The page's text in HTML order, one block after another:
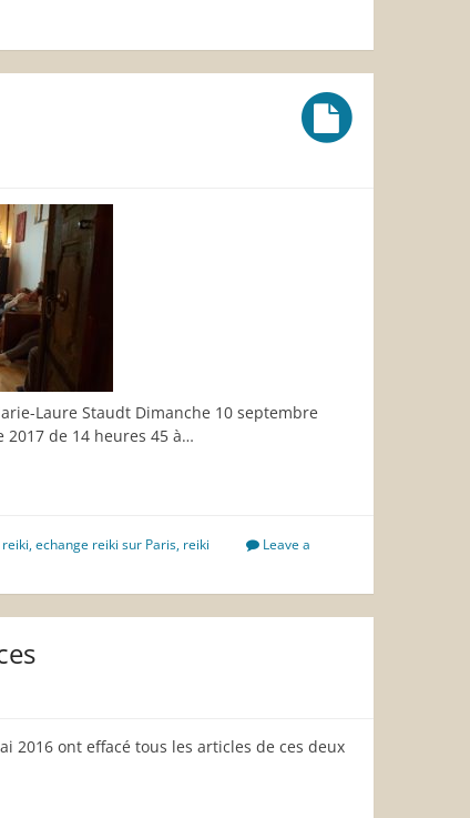
Laure Staudt Dimanche 10 septembre
2017 de 14 heures 45 à…
,echange reiki sur Paris, reiki
Leave a
2016 ont effacé tous les articles de ces deux